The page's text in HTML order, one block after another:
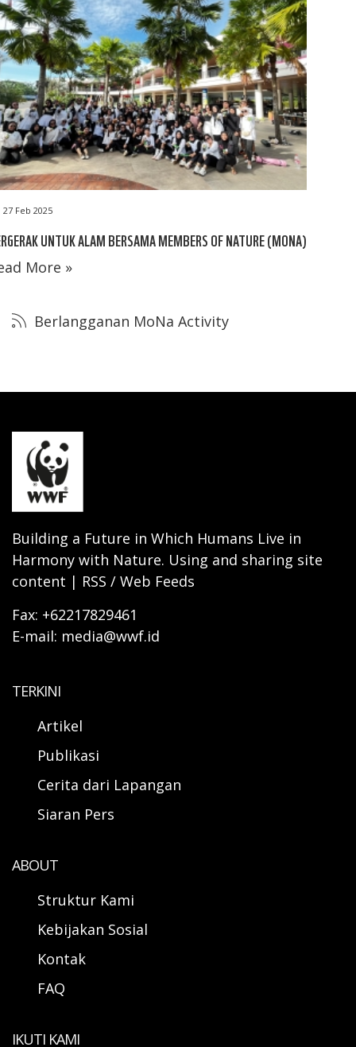
27 Feb 2025
UNTUK ALAM BERSAMA MEMBERS OF NATURE (MONA)
More »
Berlangganan MoNa Activity
Building a Future in Which Humans Live in
Harmony with Nature. Using and sharing site
content | RSS / Web Feeds
Fax: +62217829461
E-mail: media@wwf.id
TERKINI
Artikel
Publikasi
Cerita dari Lapangan
Siaran Pers
ABOUT
Struktur Kami
Kebijakan Sosial
Kontak
FAQ
IKUTI KAMI